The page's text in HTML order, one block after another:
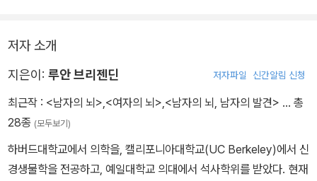
저자 소개
지은이: 루안 브리젠딘 저자파일 신간알림 신청
최근작 : <남자의 뇌>,<여자의 뇌>,<남자의 뇌, 남자의 발견> … 총
28종 (모두보기)
하버드대학교에서 의학을, 캘리포니아대학교(UC Berkeley)에서 신
경생물학을 전공하고, 예일대학교 의대에서 석사학위를 받았다. 현재